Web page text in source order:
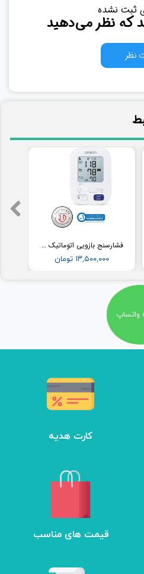
ثبت نشده
که نظر می‌دهید
نظر
فشارسنج بازویی اتوماتیک با کاف پهن امرن (OMRON) مدل M3
۱۳,۵۰۰,۰۰۰ تومان
واتساپ
کارت هدیه
​قیمت های مناسب